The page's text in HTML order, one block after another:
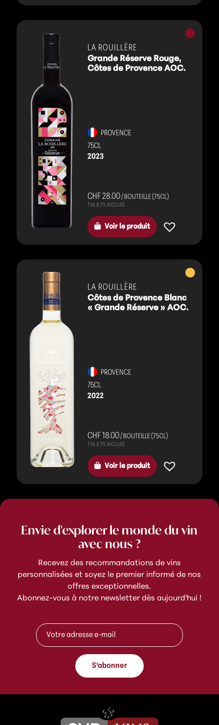
Vins
rouges
LA ROUILLÈRE
Grande Réserve Rouge,
Côtes de Provence AOC.
PROVENCE
75CL
2023
CHF 28.00/ BOUTEILLE (75CL)
Voir le produit
Vins
blancs
LA ROUILLÈRE
Côtes de Provence Blanc
« Grande Réserve » AOC.
PROVENCE
75CL
2022
CHF 18.00/ BOUTEILLE (75CL)
Voir le produit
Envie d'explorer le monde du vin
avec nous ?
Recevez des recommandations de vins
personnalisées et soyez le premier informé de nos
offres exceptionnelles.
Abonnez-vous à notre newsletter dès aujourd'hui !
e
s
s
e
-
A
d
r
e
S'abonner